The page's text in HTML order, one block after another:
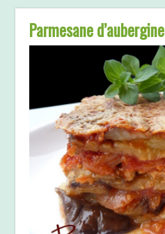
Parmesane d’aubergine